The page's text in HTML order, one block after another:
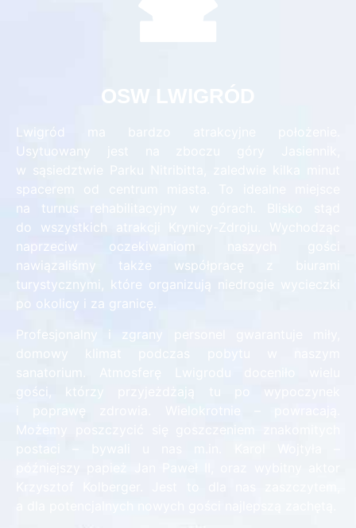
OSW LWIGRÓD
Lwigród ma bardzo atrakcyjne położenie.
Usytuowany jest na zboczu góry Jasiennik,
w sąsiedztwie Parku Nitribitta, zaledwie kilka minut
spacerem od centrum miasta. To idealne miejsce
na turnus rehabilitacyjny w górach. Blisko stąd
do wszystkich atrakcji Krynicy-Zdroju. Wychodząc
naprzeciw oczekiwaniom naszych gości
nawiązaliśmy także współpracę z biurami
turystycznymi, które organizują niedrogie wycieczki
po okolicy i za granicę.
Profesjonalny i zgrany personel gwarantuje miły,
domowy klimat podczas pobytu w naszym
sanatorium. Atmosferę Lwigrodu doceniło wielu
gości, którzy przyjeżdżają tu po wypoczynek
i poprawę zdrowia. Wielokrotnie – powracają.
Możemy poszczycić się goszczeniem znakomitych